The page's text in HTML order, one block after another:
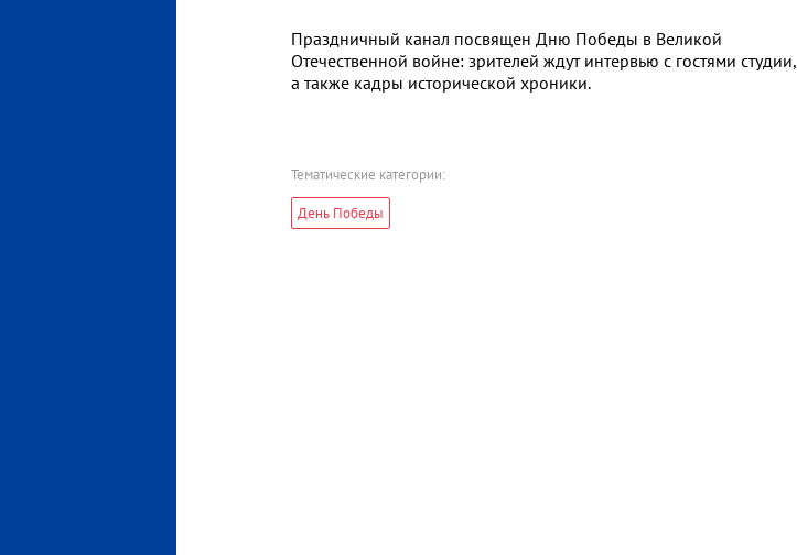
Праздничный канал посвящен Дню Победы в Великой
Отечественной войне: зрителей ждут интервью с гостями студии,
а также кадры исторической хроники.
Тематические категории:
День Победы